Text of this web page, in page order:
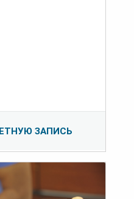
ЗАПИСЬ